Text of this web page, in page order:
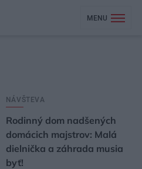
MENU
NÁVŠTEVA
Rodinný dom nadšených
domácich majstrov: Malá
dielnička a záhrada musia
byť!